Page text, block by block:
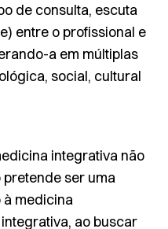
de consulta, escuta
entre o profissional e
a em múltiplas
social, cultural
integrativa não
pretende ser uma
à medicina
ao buscar